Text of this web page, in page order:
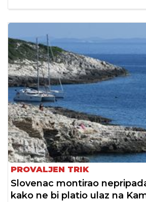
PROVALJEN TRIK
Slovenac montirao
kako ne bi platio ulaz na